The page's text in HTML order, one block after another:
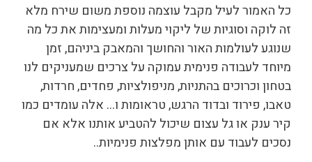
כל האמור לעיל מקבל עוצמה נוספת משום שירח מלא
זה לוקה וסוגיות של ליקוי מעלות ומעצימות את כל מה
שנוגע לעולמות האור והחושך והמאבק ביניהם, זמן
מיוחד לעבודה פנימית עמוקה על צרכים שמעניקים לנו
בטחון וכרוכים בהתניות, מניפולציות, פחדים, חרדות,
טאבו, פירוד ובדוד הרגש, טראומות ו… אלה עומדים כמו
קיר ענק או גל עצום שיכול להטביע אותנו אלא אם
נסכים לעבוד עם אותן מפלצות פנימיות..